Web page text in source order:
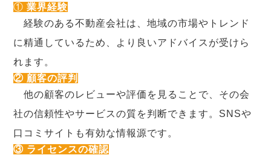
①業界経験
経験のある不動産会社は、地域の市場やトレンド
に精通しているため、より良いアドバイスが受けら
れます。
② 顧客の評判
他の顧客のレビューや評価を見ることで、その会
社の信頼性やサービスの質を判断できます。SNSや
口コミサイトも有効な情報源です。
③ ライセンスの確認